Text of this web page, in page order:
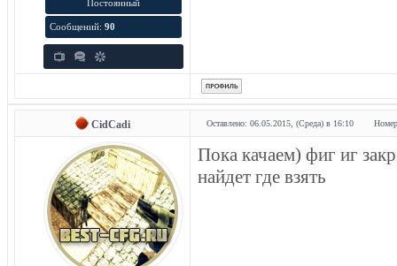
Постоянный
Сообщений: 90
CidCadi Оставлено: 06.05.2015, (Среда) в 16:10
Пока качаем) фиг иг
найдет где взять